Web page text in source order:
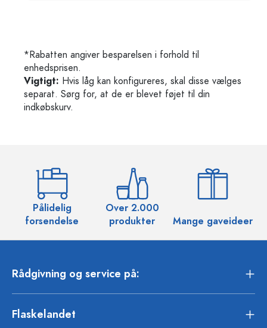
*Rabatten angiver besparelsen i forhold til
enhedsprisen.
Vigtigt: Hvis låg kan konfigureres, skal disse vælges
separat. Sørg for, at de er blevet føjet til din
indkøbskurv.
Pålidelig
forsendelse
Over 2.000
produkter
Mange gaveideer
Rådgivning og service på:
Flaskelandet